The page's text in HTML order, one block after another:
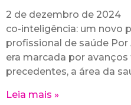
2 de dezembro de 2024
co-inteligência: um novo
profissional de saúde
era marcada por
precedentes, a área da
Leia mais »